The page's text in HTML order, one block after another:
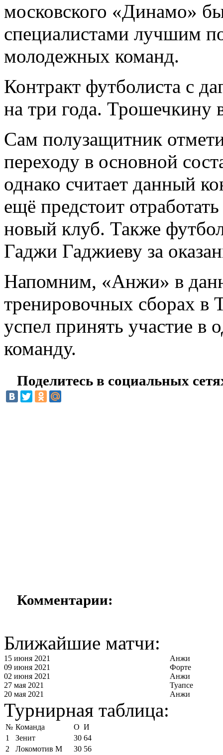
московского «Динамо»
специалистами лучшим
молодежных команд.
Контракт футболиста с
на три года. Трошечкину
Сам полузащитник
переходу в основной
однако считает данный
ещё предстоит
новый клуб. Также
Гаджи Гаджиеву за
Напомним, «Анжи» в
тренировочных сборах в
успел принять участие в
команду.
Поделитесь в социальных
Комментарии:
Ближайшие матчи:
15 июня 2021
Анжи
09 июня 2021
Форте
02 июня 2021
Анжи
27 мая 2021
Туапсе
20 мая 2021
Анжи
Турнирная таблица:
№ Команда О И
1
Зенит 30 64
2
Локомотив М 30 56